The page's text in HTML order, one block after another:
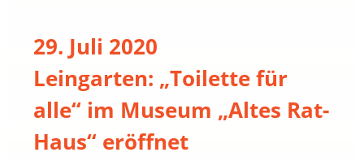
29. Juli 2020
Leingarten: „Toilette für
alle“ im Museum „Altes Rat-
Haus“ eröffnet